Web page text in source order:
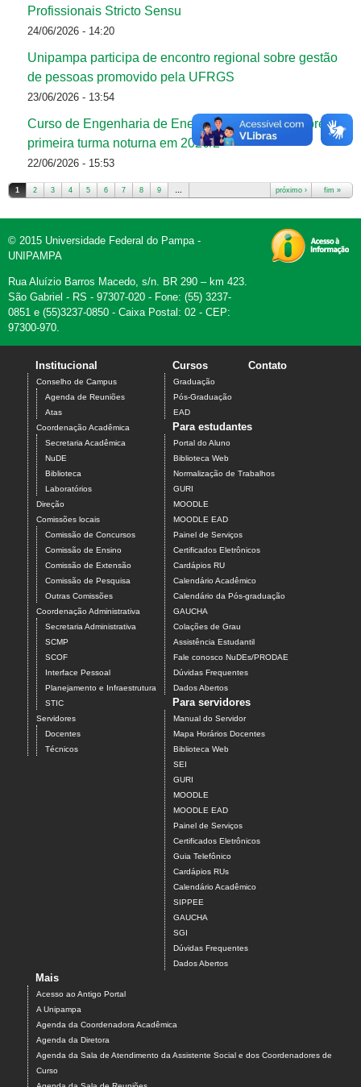
Profissionais Stricto Sensu
24/06/2026 - 14:20
Unipampa participa de encontro regional sobre gestão
de pessoas promovido pela UFRGS
23/06/2026 - 13:54
Curso de Engenharia de Energia da Unipampa abre
primeira turma noturna em 2026/2
22/06/2026 - 15:53
1 2 3 4 5 6 7 8 9 … próximo › fim »
© 2015 Universidade Federal do Pampa -
UNIPAMPA
Rua Aluízio Barros Macedo, s/n. BR 290 – km 423.
São Gabriel - RS - 97307-020 - Fone: (55) 3237-
0851 e (55)3237-0850 - Caixa Postal: 02 - CEP:
97300-970.
Institucional
Conselho de Campus
Agenda de Reuniões
Atas
Coordenação Acadêmica
Secretaria Acadêmica
NuDE
Biblioteca
Laboratórios
Direção
Comissões locais
Comissão de Concursos
Comissão de Ensino
Comissão de Extensão
Comissão de Pesquisa
Outras Comissões
Coordenação Administrativa
Secretaria Administrativa
SCMP
SCOF
Interface Pessoal
Planejamento e Infraestrutura
STIC
Servidores
Docentes
Técnicos
Cursos
Graduação
Pós-Graduação
EAD
Contato
Para estudantes
Portal do Aluno
Biblioteca Web
Normalização de Trabalhos
GURI
MOODLE
MOODLE EAD
Painel de Serviços
Certificados Eletrônicos
Cardápios RU
Calendário Acadêmico
Calendário da Pós-graduação
GAUCHA
Colações de Grau
Assistência Estudantil
Fale conosco NuDEs/PRODAE
Dúvidas Frequentes
Dados Abertos
Para servidores
Manual do Servidor
Mapa Horários Docentes
Biblioteca Web
SEI
GURI
MOODLE
MOODLE EAD
Painel de Serviços
Certificados Eletrônicos
Guia Telefônico
Cardápios RUs
Calendário Acadêmico
SIPPEE
GAUCHA
SGI
Dúvidas Frequentes
Dados Abertos
Mais
Acesso ao Antigo Portal
A Unipampa
Agenda da Coordenadora Acadêmica
Agenda da Diretora
Agenda da Sala de Atendimento da Assistente Social e dos Coordenadores de
Curso